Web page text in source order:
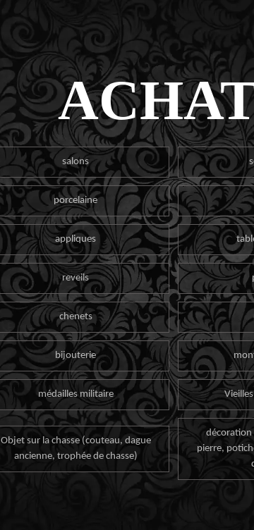
salons
porcelaine
appliques
reveils
chenets
bijouterie
médailles militaire
Objet sur la chasse (couteau, dague
ancienne, trophée de chasse)
décoration
pierre,